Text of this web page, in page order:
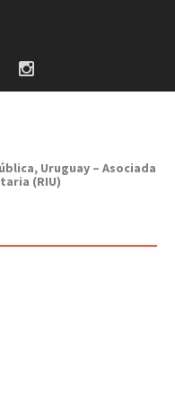
Uruguay – Asociada
(RIU)